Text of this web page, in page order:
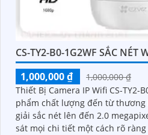
CS-TY2-B0-1G2WF SẮC NÉT
1,000,000 ₫
1,000,000 ₫
Thiết Bị Camera IP Wifi CS-TY2-
phẩm chất lượng đến từ thương hiệu uy
giải sắc nét lên đến 2.0
sát mọi chi tiết một cách rõ ràng